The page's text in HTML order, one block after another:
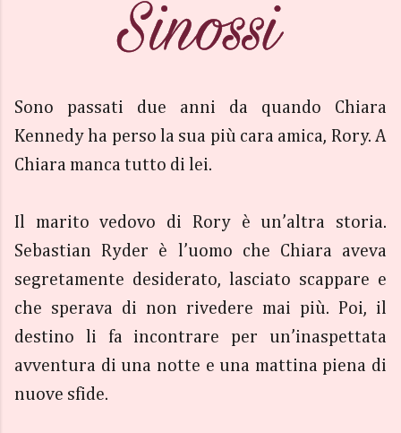
Sono passati due anni da quando Chiara
Kennedy ha perso la sua più cara amica, Rory. A
Chiara manca tutto di lei.
Il marito vedovo di Rory è un’altra storia.
Sebastian Ryder è l’uomo che Chiara aveva
segretamente desiderato, lasciato scappare e
che sperava di non rivedere mai più. Poi, il
destino li fa incontrare per un’inaspettata
avventura di una notte e una mattina piena di
nuove sfide.